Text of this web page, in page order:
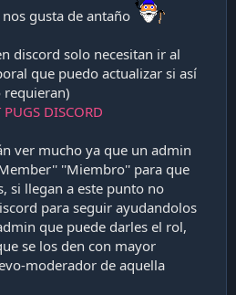
gusta de antaño
discord solo necesitan ir al
que puedo actualizar si así
requieran)
DISCORD
ver mucho ya que un admin
''Miembro'' para que
si llegan a este punto no
para seguir ayudandolos
que puede darles el rol,
se los den con mayor
moderador de aquella